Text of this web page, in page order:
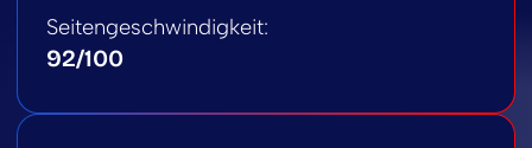
Seitengeschwindigkeit:
92/100